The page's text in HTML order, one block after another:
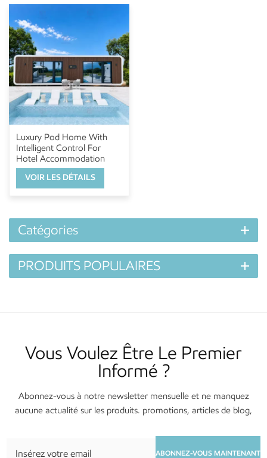
Luxury Pod Home With
Intelligent Control For
Hotel Accommodation
And Urban Living
VOIR LES DÉTAILS
Catégories
PRODUITS POPULAIRES
Vous Voulez Être Le Premier
Informé ?
Abonnez-vous à notre newsletter mensuelle et ne manquez
aucune actualité sur les produits. promotions, articles de blog,
ABONNEZ-VOUS MAINTENANT